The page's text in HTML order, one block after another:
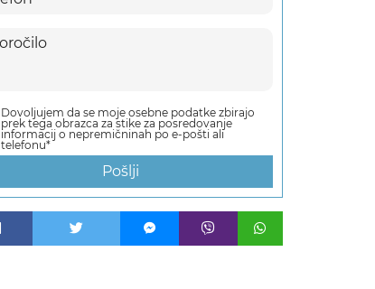
Dovoljujem da se moje osebne podatke zbirajo
prek tega obrazca za stike za posredovanje
informacij o nepremičninah po e-pošti ali
telefonu*
Pošlji